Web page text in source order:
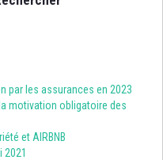
par les assurances en 2023
motivation obligatoire des
et AIRBNB
2021